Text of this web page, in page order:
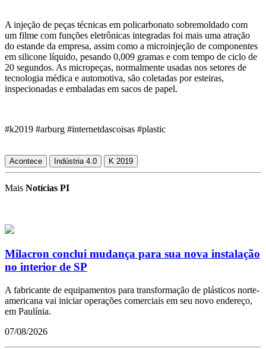
A injeção de peças técnicas em policarbonato sobremoldado com
um filme com funções eletrônicas integradas foi mais uma atração
do estande da empresa, assim como a microinjeção de componentes
em silicone líquido, pesando 0,009 gramas e com tempo de ciclo de
20 segundos. As micropeças, normalmente usadas nos setores de
tecnologia médica e automotiva, são coletadas por esteiras,
inspecionadas e embaladas em sacos de papel.
#k2019 #arburg #internetdascoisas #plastic
Acontece Indústria 4.0 K 2019
Mais Notícias PI
Milacron conclui mudança para sua nova instalação
no interior de SP
A fabricante de equipamentos para transformação de plásticos norte-
americana vai iniciar operações comerciais em seu novo endereço,
em Paulínia.
07/08/2026